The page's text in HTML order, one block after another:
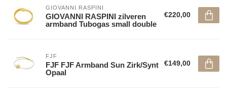
GIOVANNI RASPINI
GIOVANNI RASPINI zilveren
armband Tubogas small double
€220,00
FJF
FJF FJF Armband Sun Zirk/Synt
Opaal
€149,00